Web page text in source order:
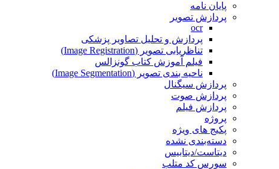
پایان نامه
پردازش تصویر
ocr
پردازش و تحلیل تصاویر پزشکی
تناظریابی تصویر (Image Registration)
فیلم آموزش کتاب گونزالس
ناحیه بندی تصویر (Image Segmentation)
پردازش سیگنال
پردازش صوت
پردازش فیلم
پروژه
پکیج های ویژه
دسته‌بندی نشده
دیتاست/دیتابیس
سورس کد متلب